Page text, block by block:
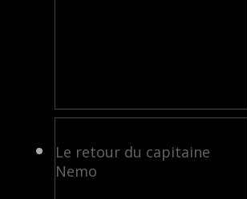
Le retour du capitaine
Nemo